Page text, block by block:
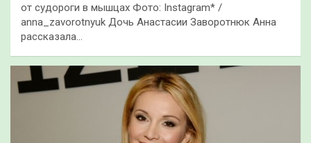
от судороги в мышцах Фото: Instagram* /
anna_zavorotnyuk Дочь Анастасии Заворотнюк Анна
рассказала…